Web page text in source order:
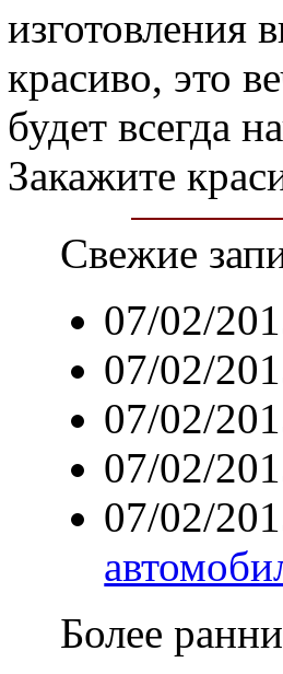
изготовления
красиво, это
будет всегда
Закажите
Свежие
07/02/
07/02/
07/02/
07/02/
07/02/
Более